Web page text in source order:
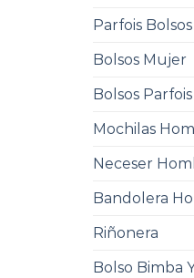
Parfois Bolsos
Bolsos Mujer
Bolsos Parfois
Mochilas
Neceser
Bandolera
Riñonera
Bolso Bimba